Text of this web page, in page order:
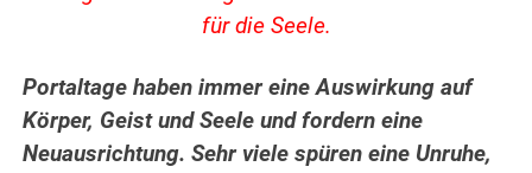
für die Seele.
Portaltage haben immer eine Auswirkung auf
Körper, Geist und Seele und fordern eine
Neuausrichtung. Sehr viele spüren eine Unruhe,